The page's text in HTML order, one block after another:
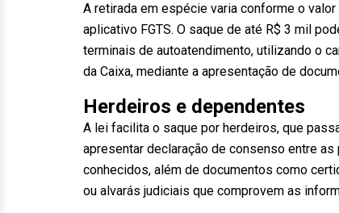
A retirada em espécie varia conforme o
aplicativo FGTS. O saque de até R$ 3 mil
terminais de autoatendimento, utilizando o
da Caixa, mediante a apresentação de
Herdeiros e dependentes
A lei facilita o saque por herdeiros, que
apresentar declaração de consenso entre
conhecidos, além de documentos como
ou alvarás judiciais que comprovem as